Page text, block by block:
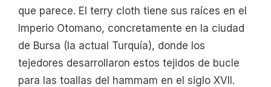
que parece. El terry cloth tiene sus raíces en el
Imperio Otomano, concretamente en la ciudad
de Bursa (la actual Turquía), donde los
tejedores desarrollaron estos tejidos de bucle
para las toallas del hammam en el siglo XVII.